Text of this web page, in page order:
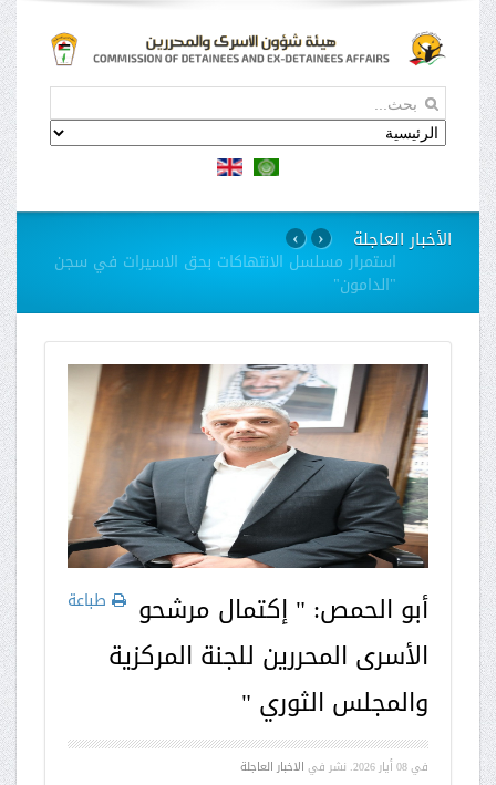
الأخبار العاجلة
استمرار مسلسل الانتهاكات بحق الاسيرات في سجن
"الدامون"
› ‹
طباعة
أبو الحمص: " إكتمال مرشحو
الأسرى المحررين للجنة المركزية
والمجلس الثوري "
في08 أيار 2026 . نشر في الاخبار العاجلة